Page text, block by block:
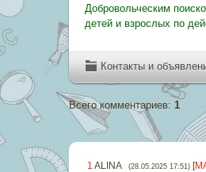
Добровольческим
детей и взрослых по
Контакты и
Всего комментариев: 1
1 ALINA (28.05.2025 17:51) [